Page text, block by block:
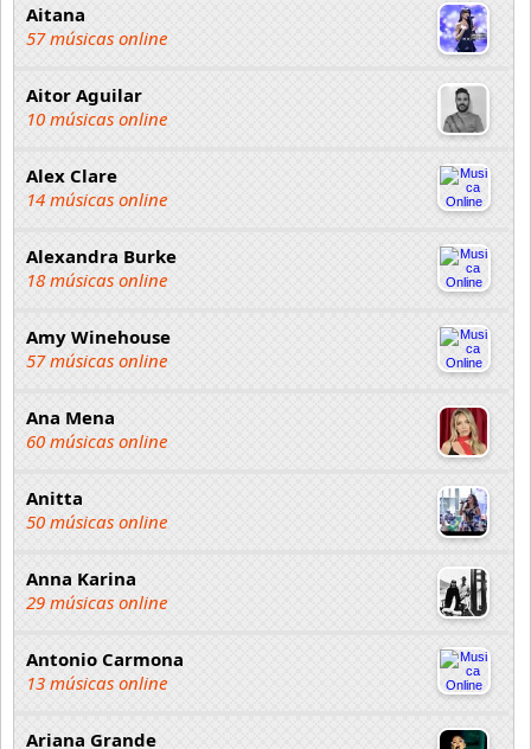
Aitana
57 músicas online
Aitor Aguilar
10 músicas online
Alex Clare
14 músicas online
Alexandra Burke
18 músicas online
Amy Winehouse
57 músicas online
Ana Mena
60 músicas online
Anitta
50 músicas online
Anna Karina
29 músicas online
Antonio Carmona
13 músicas online
Ariana Grande